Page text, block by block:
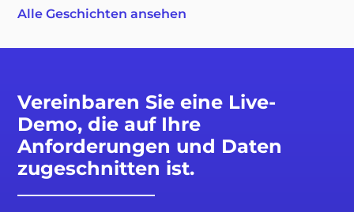
Alle Geschichten ansehen
Vereinbaren Sie eine Live-
Demo, die auf Ihre
Anforderungen und Daten
zugeschnitten ist.